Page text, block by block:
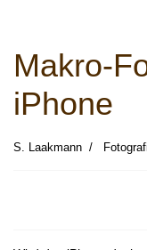
Makro-
iPhone
S. Laakmann